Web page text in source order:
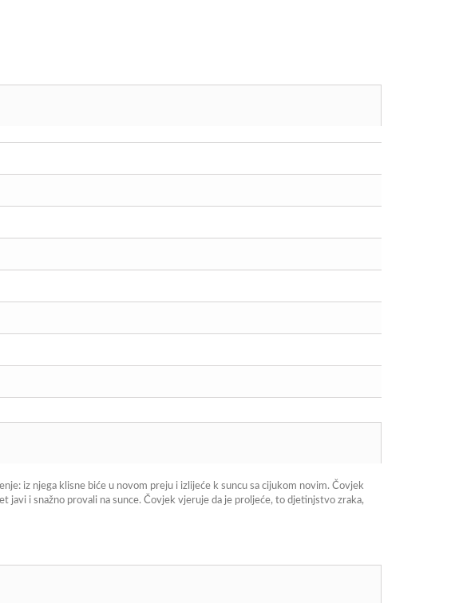
iz njega klisne biće u novom preju i izlijeće k suncu sa cijukom novim. Čovjek
i snažno provali na sunce. Čovjek vjeruje da je proljeće, to djetinjstvo zraka,